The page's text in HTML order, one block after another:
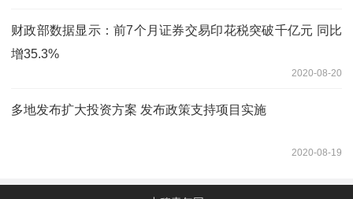
财政部数据显示：前7个月证券交易印花税突破千亿元 同比
增35.3%
2020-08-20
多地发布扩大投资方案 发布政策支持项目实施
2020-08-19